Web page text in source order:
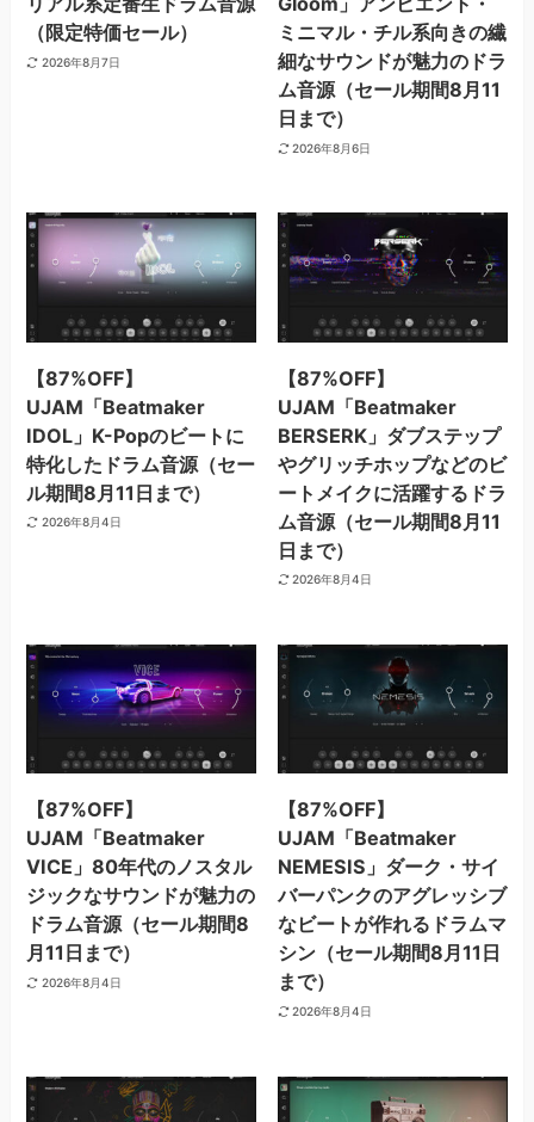
（限定特価セール）
2026年8月7日
ミニマル・チル系向きの繊
細なサウンドが魅力のドラ
ム音源（セール期間8月11
日まで）
2026年8月6日
【87%OFF】
UJAM「Beatmaker
IDOL」K-Popのビートに
特化したドラム音源（セー
ル期間8月11日まで）
2026年8月4日
【87%OFF】
UJAM「Beatmaker
BERSERK」ダブステップ
やグリッチホップなどのビ
ートメイクに活躍するドラ
ム音源（セール期間8月11
日まで）
2026年8月4日
【87%OFF】
UJAM「Beatmaker
VICE」80年代のノスタル
ジックなサウンドが魅力の
ドラム音源（セール期間8
月11日まで）
2026年8月4日
【87%OFF】
UJAM「Beatmaker
NEMESIS」ダーク・サイ
バーパンクのアグレッシブ
なビートが作れるドラムマ
シン（セール期間8月11日
まで）
2026年8月4日